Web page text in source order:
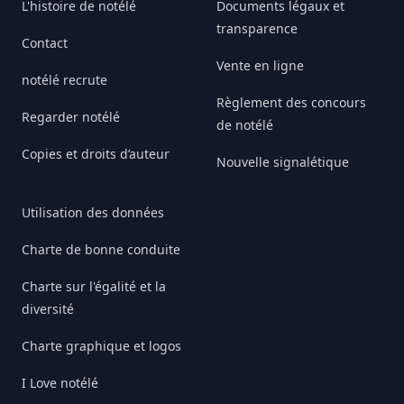
L'histoire de notélé
Contact
notélé recrute
Regarder notélé
Copies et droits d’auteur
Utilisation des données
Charte de bonne conduite
Charte sur l'égalité et la
diversité
Charte graphique et logos
I Love notélé
Documents légaux et
transparence
Vente en ligne
Règlement des concours
de notélé
Nouvelle signalétique